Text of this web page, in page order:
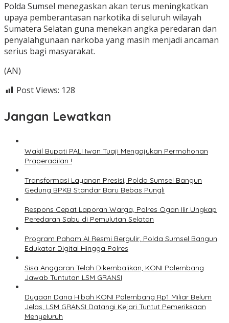
Polda Sumsel menegaskan akan terus meningkatkan
upaya pemberantasan narkotika di seluruh wilayah
Sumatera Selatan guna menekan angka peredaran dan
penyalahgunaan narkoba yang masih menjadi ancaman
serius bagi masyarakat.
(AN)
Post Views: 128
Jangan Lewatkan
Wakil Bupati PALI Iwan Tuaji Mengajukan Permohonan
Praperadilan !
Transformasi Layanan Presisi, Polda Sumsel Bangun
Gedung BPKB Standar Baru Bebas Pungli
Respons Cepat Laporan Warga, Polres Ogan Ilir Ungkap
Peredaran Sabu di Pemulutan Selatan
Program Paham AI Resmi Bergulir, Polda Sumsel Bangun
Edukator Digital Hingga Polres
Sisa Anggaran Telah Dikembalikan, KONI Palembang
Jawab Tuntutan LSM GRANSI
Dugaan Dana Hibah KONI Palembang Rp1 Miliar Belum
Jelas, LSM GRANSI Datangi Kejari Tuntut Pemeriksaan
Menyeluruh